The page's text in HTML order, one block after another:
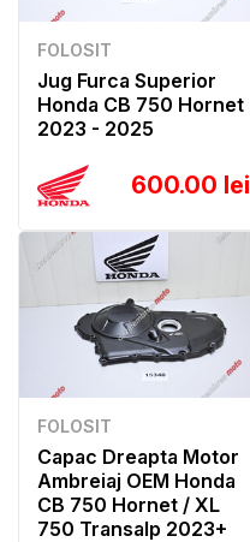
FOLOSIT
Jug Furca Superior
Honda CB 750 Hornet
2023 - 2025
600.00 lei
FOLOSIT
Capac Dreapta Motor
Ambreiaj OEM Honda
CB 750 Hornet / XL
750 Transalp 2023+